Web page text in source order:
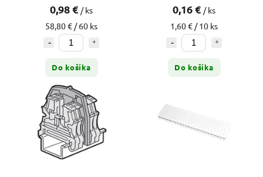
0,98 € / ks
58,80 € / 60 ks
Do košíka
0,16 € / ks
1,60 € / 10 ks
Do košíka